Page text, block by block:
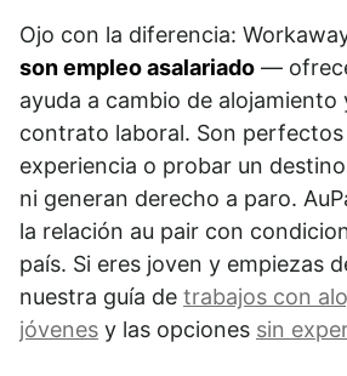
Ojo con la diferencia:
son empleo asalariado —
ayuda a cambio de alojamiento
contrato laboral. Son
experiencia o probar un
ni generan derecho a paro.
la relación au pair con
país. Si eres joven y empiezas
nuestra guía de trabajos con
jóvenes y las opciones sin